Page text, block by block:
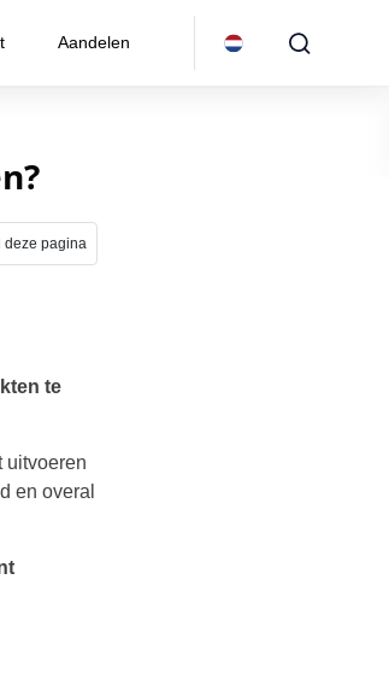
Aandelen
deze pagina
te
uitvoeren
en overal